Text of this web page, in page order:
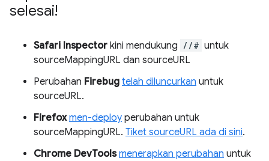
selesai!
Safari Inspector kini mendukung //# untuk
sourceMappingURL dan sourceURL
Perubahan Firebug telah diluncurkan untuk
sourceURL.
Firefox men-deploy perubahan untuk
sourceMappingURL. Tiket sourceURL ada di sini.
Chrome DevTools menerapkan perubahan untuk